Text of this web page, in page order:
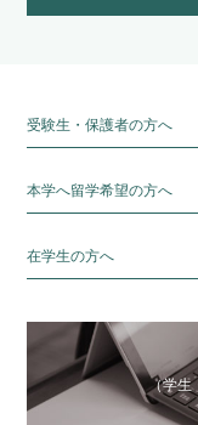
受験生・保護者の方へ
本学へ留学希望の方へ
在学生の方へ
（学生